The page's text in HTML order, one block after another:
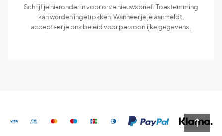
Schrijf je hieronder in voor onze nieuwsbrief. Toestemming
kan worden ingetrokken. Wanneer je je aanmeldt,
accepteer je ons beleid voor persoonlijke gegevens.